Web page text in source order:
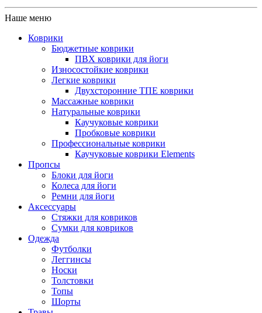
Наше меню
Коврики
Бюджетные коврики
ПВХ коврики для йоги
Износостойкие коврики
Легкие коврики
Двухсторонние ТПЕ коврики
Массажные коврики
Натуральные коврики
Каучуковые коврики
Пробковые коврики
Профессиональные коврики
Каучуковые коврики Elements
Пропсы
Блоки для йоги
Колеса для йоги
Ремни для йоги
Аксессуары
Стяжки для ковриков
Сумки для ковриков
Одежда
Футболки
Леггинсы
Носки
Толстовки
Топы
Шорты